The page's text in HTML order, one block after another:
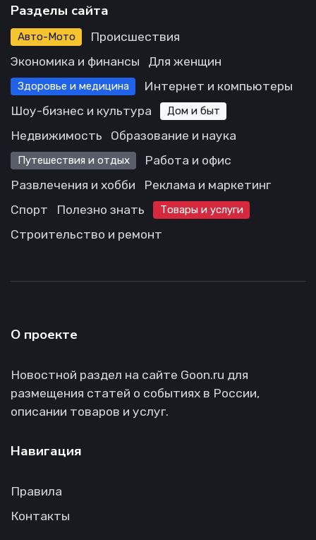
Разделы сайта
Авто-Мото
Происшествия
Экономика и финансы
Для женщин
Здоровье и медицина
Интернет и компьютеры
Шоу-бизнес и культура
Дом и быт
Недвижимость Образование и наука
Путешествия и отдых
Работа и офис
Развлечения и хобби
Реклама и маркетинг
Спорт
Полезно знать Товары и услуги
Строительство и ремонт
О проекте
Новостной раздел на сайте Goon.ru для
размещения статей о событиях в России,
описании товаров и услуг.
Навигация
Правила
Контакты